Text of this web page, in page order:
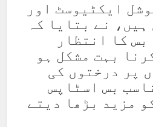
ایکٹیوسٹ اور
نے بتایا کہ
کا انتظار
بہت مشکل ہو
پر درختوں کی
بس اسٹاپس
مزید بڑھا دیتے